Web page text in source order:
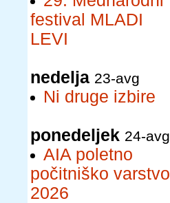
festival MLADI
LEVI
nedelja 23-avg
Ni druge izbire
ponedeljek 24-avg
AIA poletno
počitniško varstvo
2026